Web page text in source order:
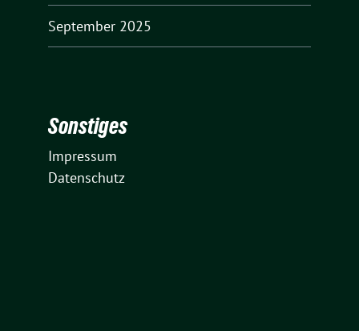
September 2025
Sonstiges
Impressum
Datenschutz